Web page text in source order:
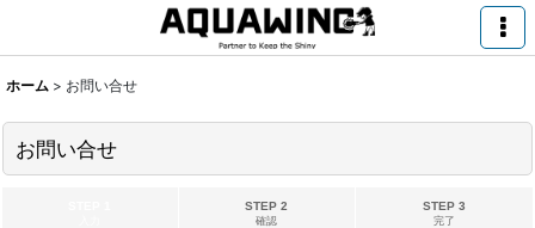
ホーム > お問い合せ
お問い合せ
STEP 2
確認
STEP 3
完了